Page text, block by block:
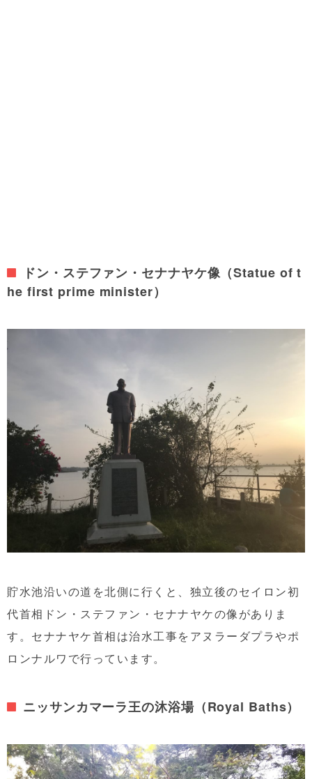
ドン・ステファン・セナナヤケ像（Statue of t
he first prime minister）
貯水池沿いの道を北側に行くと、独立後のセイロン初
代首相ドン・ステファン・セナナヤケの像がありま
す。セナナヤケ首相は治水工事をアヌラーダプラやポ
ロンナルワで行っています。
ニッサンカマーラ王の沐浴場（Royal Baths）